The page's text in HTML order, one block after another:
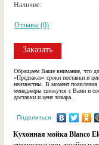
Наличие:
Отзывы (0)
Заказать
Обращаем Ваше внимание, что
«Предзаказ» сроки поставки и
неизвестны. В момент
менеджеры свяжутся с Вами и
доставки и цене товара.
Поделиться
Кухонная мойка Blanco